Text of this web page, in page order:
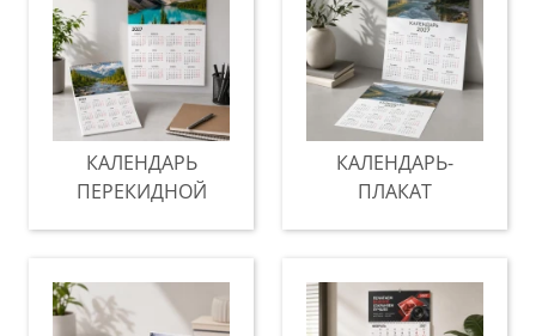
КАЛЕНДАРЬ
ПЕРЕКИДНОЙ
КАЛЕНДАРЬ-
ПЛАКАТ